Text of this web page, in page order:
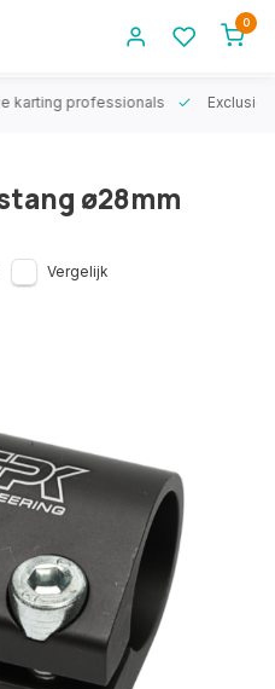
0
karting professionals
ø28mm
Vergelijk